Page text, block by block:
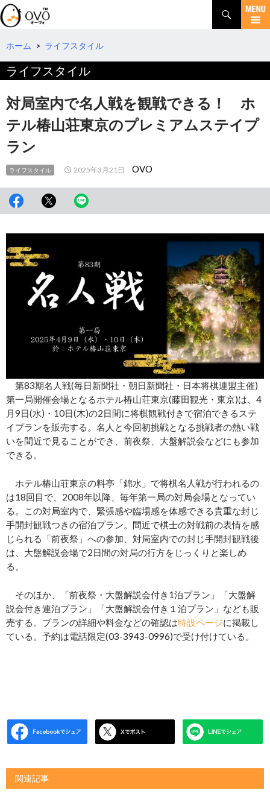
検
索
コ
テ
ツ
へ
移
動
ホーム > ライフスタイル
ライフスタイル
対局室内で名人戦を観戦できる！ ホ
テル椿山荘東京のプレミアムステイプ
ラン
ライフスタイル 2025年3月21日 OVO
第83期名人戦(毎日新聞社・朝日新聞社・日本将棋連盟主催)
第一局開催会場となるホテル椿山荘東京(藤田観光・東京)は、4
月9日(水)・10日(木)の2日間に将棋観戦付きで宿泊できるステ
イプランを販売する。名人と今回初挑戦となる挑戦者の熱い戦
いを間近で見ることができ、前夜祭、大盤解説会などにも参加
できる。
ホテル椿山荘東京の料亭「錦水」で将棋名人戦が行われるの
は18回目で、2008年以降、毎年第一局の対局会場となってい
る。この対局室内で、緊張感や臨場感を体感できる貴重な封じ
手開封観戦つきの宿泊プラン。間近で棋士の対戦前の表情を感
じられる「前夜祭」への参加、対局室内での封じ手開封観戦後
は、大盤解説会場で2日間の対局の行方をじっくりと楽しめ
る。
そのほか、「前夜祭・大盤解説会付き1泊プラン」「大盤解
説会付き連泊プラン」「大盤解説会付き１泊プラン」なども販
売する。プランの詳細や料金などの確認は特設ページに掲載し
ている。予約は電話限定(03-3943-0996)で受け付けている。
関連記事